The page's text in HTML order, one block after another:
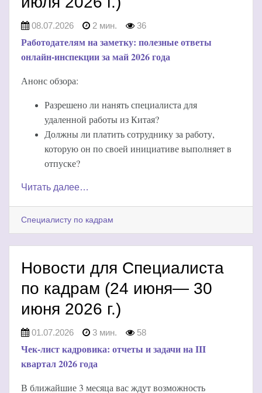
08.07.2026 2 мин. 36
Работодателям на заметку: полезные ответы
онлайн-инспекции за май 2026 года
Анонс обзора:
Разрешено ли нанять специалиста для
удаленной работы из Китая?
Должны ли платить сотруднику за работу,
которую он по своей инициативе выполняет в
отпуске?
Читать далее…
Специалисту по кадрам
Новости для Специалиста
по кадрам (24 июня— 30
июня 2026 г.)
01.07.2026 3 мин. 58
Чек-лист кадровика: отчеты и задачи на III
квартал 2026 года
В ближайшие 3 месяца вас ждут возможность